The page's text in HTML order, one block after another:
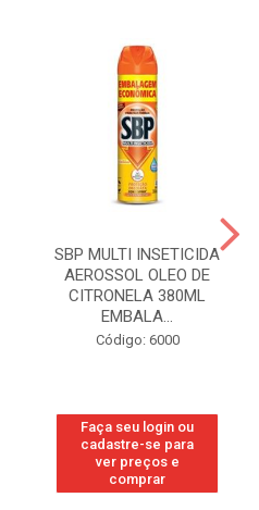
SBP MULTI INSETICIDA
AEROSSOL OLEO DE
CITRONELA 380ML
EMBALA...
Código: 6000
Faça seu login ou
cadastre-se para
ver preços e
comprar